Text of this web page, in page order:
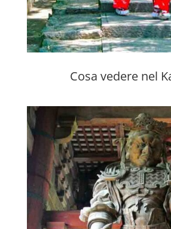
Cosa vedere nel